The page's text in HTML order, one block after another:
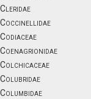
Cleridae
Coccinellidae
Codiaceae
Coenagrionidae
Colchicaceae
Colubridae
Columbidae